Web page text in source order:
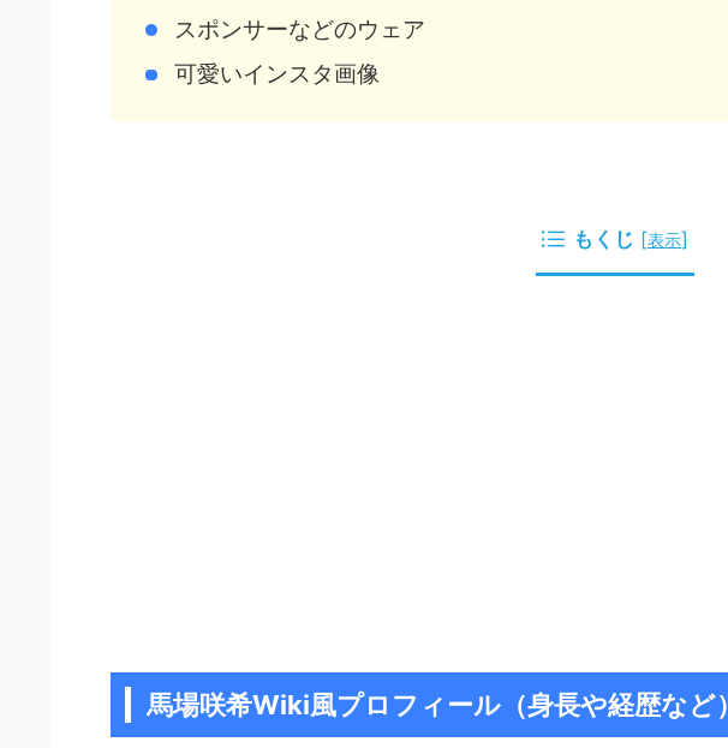
スポンサーなどのウェア
可愛いインスタ画像
もくじ [表示]
馬場咲希Wiki風プロフィール（身長や経歴など）